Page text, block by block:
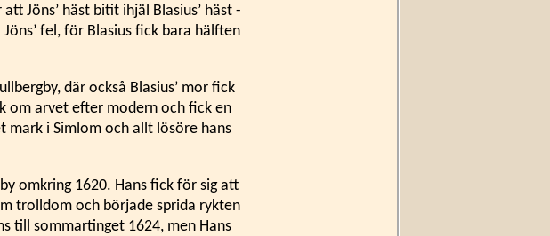
Jöns’ häst bitit ihjäl Blasius’ häst -
fel, för Blasius fick bara hälften
där också Blasius’ mor fick
om arvet efter modern och fick en
mark i Simlom och allt lösöre hans
omkring 1620. Hans fick för sig att
trolldom och började sprida rykten
till sommartinget 1624, men Hans